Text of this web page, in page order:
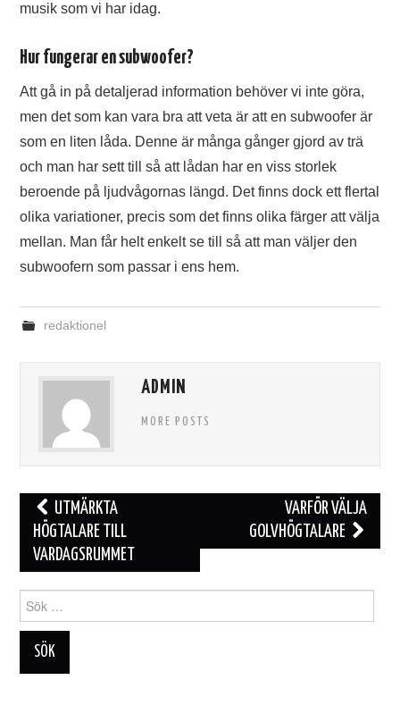
musik som vi har idag.
Hur fungerar en subwoofer?
Att gå in på detaljerad information behöver vi inte göra,
men det som kan vara bra att veta är att en subwoofer är
som en liten låda. Denne är många gånger gjord av trä
och man har sett till så att lådan har en viss storlek
beroende på ljudvågornas längd. Det finns dock ett flertal
olika variationer, precis som det finns olika färger att välja
mellan. Man får helt enkelt se till så att man väljer den
subwoofern som passar i ens hem.
redaktionel
ADMIN
MORE POSTS
Inläggsnavigering
UTMÄRKTA
HÖGTALARE TILL
VARDAGSRUMMET
VARFÖR VÄLJA
GOLVHÖGTALARE
Sök
efter: